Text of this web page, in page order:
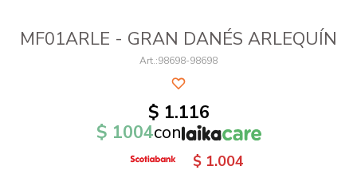
MF01ARLE - GRAN DANÉS ARLEQUÍN
98698-98698
$ 1.116
$ 1004con
$ 1.004